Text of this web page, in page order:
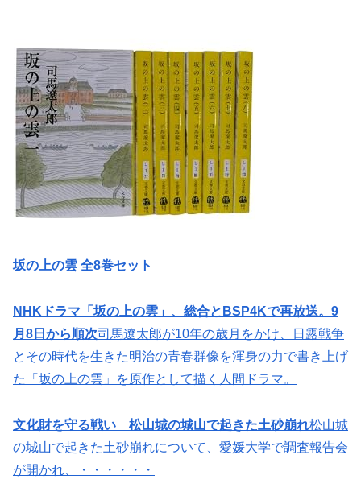
坂の上の雲 全8巻セット
NHKドラマ「坂の上の雲」、総合とBSP4Kで再放送。9
月8日から順次司馬遼太郎が10年の歳月をかけ、日露戦争
とその時代を生きた明治の青春群像を渾身の力で書き上げ
た「坂の上の雲」を原作として描く人間ドラマ。
文化財を守る戦い 松山城の城山で起きた土砂崩れ松山城
の城山で起きた土砂崩れについて、愛媛大学で調査報告会
が開かれ、・・・・・・